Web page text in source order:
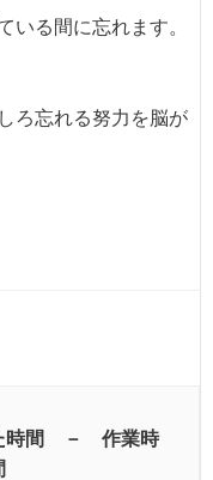
いる間に忘れます。
ろ忘れる努力を脳が
時間 － 作業時